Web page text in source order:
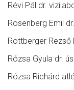
Révi Pál dr.
Rosenberg Emil
Rottberger Rezső
Rózsa Gyula dr.
Rózsa Richárd